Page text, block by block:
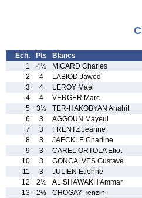
Ech. Pts Blancs
1
4½ MICARD Charles
2
4 LABIOD Jawed
3
4 LEROY Mael
4
4 VERGER Marc
5
3½ TER-HAKOBYAN Anahit
6
3 AGGOUN Mayeul
7
3 FRENTZ Jeanne
8
3 JAECKLE Charline
9
3 CAREL ORTOLA Eliot
10
3 GONCALVES Gustave
11
3 JULIEN Etienne
12
2½ AL SHAWAKH Ammar
13
2½ CHOGAY Tenzin